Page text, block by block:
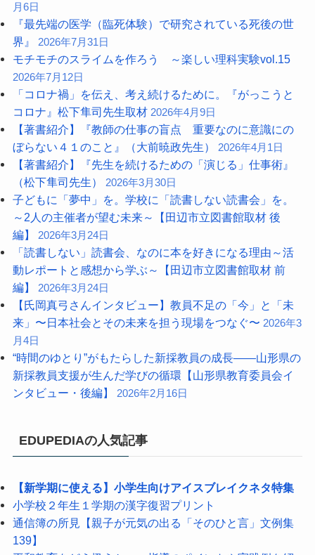
月6日
『最先端の医学（臨死体験）で研究されている死後の世
界』
2026年7月31日
モチモチのスライムを作ろう ～楽しい理科実験vol.15
2026年7月12日
「コロナ禍」を伝え、考え続けるために。『がっこうと
コロナ』松下隼司先生取材 2026年4月9日
【著書紹介】『教師の仕事の盲点 重要なのに意識にの
ぼらない４１のこと』（大前暁政先生）
2026年4月1日
【著書紹介】『先生を続けるための「演じる」仕事術』
（松下隼司先生）
2026年3月30日
子どもに「夢中」を。学校に「読書しない読書会」を。
～2人の主催者が望む未来～【田辺市立図書館取材 後
編】
2026年3月24日
「読書しない」読書会、なのに本を好きになる理由～活
動レポートと感想から学ぶ～【田辺市立図書館取材 前
編】
2026年3月24日
【氏岡真弓さんインタビュー】教員不足の「今」と「未
来」〜日本社会とその未来を担う現場をつなぐ〜 2026年3
月4日
“時間のゆとり”がもたらした新採教員の成長――山形県の
新採教員支援が生んだ学びの循環【山形県教育委員会イ
ンタビュー・後編】
2026年2月16日
EDUPEDIAの人気記事
【新学期に使える】小学生向けアイスブレイクネタ特集
小学校２年生１学期の漢字復習プリント
通信簿の所見【親子が元気の出る「そのひと言」文例集
139】